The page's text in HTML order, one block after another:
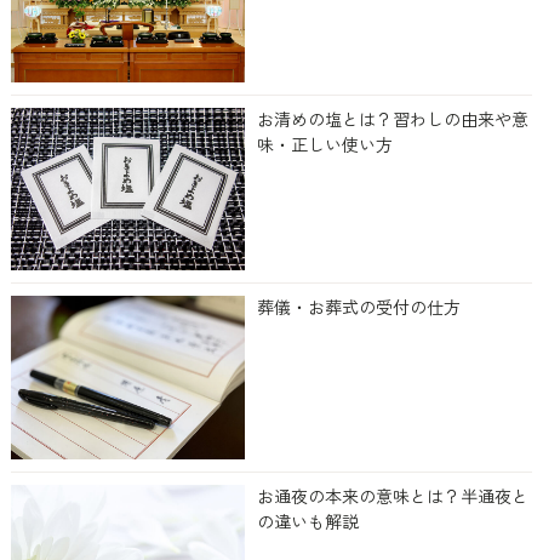
お清めの塩とは？習わしの由来や意
味・正しい使い方
葬儀・お葬式の受付の仕方
お通夜の本来の意味とは？半通夜と
の違いも解説